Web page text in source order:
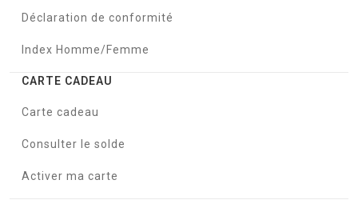
Déclaration de conformité
Index Homme/Femme
CARTE CADEAU
Carte cadeau
Consulter le solde
Activer ma carte